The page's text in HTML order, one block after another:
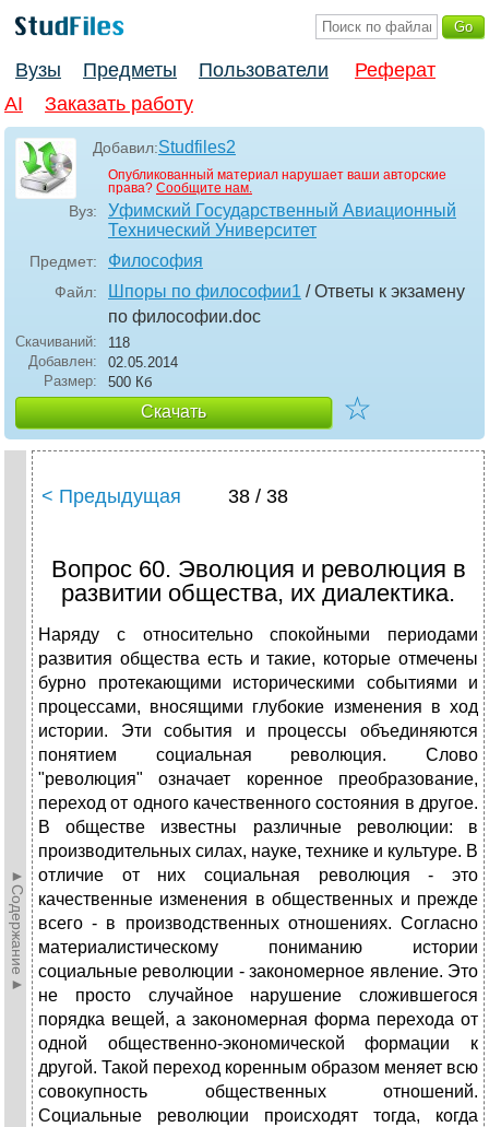
Вузы Предметы Пользователи
Реферат
AI
Заказать работу
Добавил:Studfiles2
Опубликованный материал нарушает ваши авторские
права? Сообщите нам.
Вуз:
Уфимский Государственный Авиационный
Технический Университет
Предмет: Философия
Файл: Шпоры по философии1 / Ответы к экзамену
по философии.doc
Скачиваний:
118
Добавлен:
02.05.2014
Размер:
500 Кб
Скачать ☆
►Содержание►
< Предыдущая 38 / 38
Вопрос 60. Эволюция и революция в
развитии общества, их диалектика.
Наряду с относительно спокойными периодами
развития общества есть и такие, которые отмечены
бурно протекающими историческими событиями и
процессами, вносящими глубокие изменения в ход
истории. Эти события и процессы объединяются
понятием социальная революция. Слово
"революция" означает коренное преобразование,
переход от одного качественного состояния в другое.
В обществе известны различные революции: в
производительных силах, науке, технике и культуре. В
отличие от них социальная революция - это
качественные изменения в общественных и прежде
всего - в производственных отношениях. Согласно
материалистическому пониманию истории
социальные революции - закономерное явление. Это
не просто случайное нарушение сложившегося
порядка вещей, а закономерная форма перехода от
одной общественно-экономической формации к
другой. Такой переход коренным образом меняет всю
совокупность общественных отношений.
Социальные революции происходят тогда, когда